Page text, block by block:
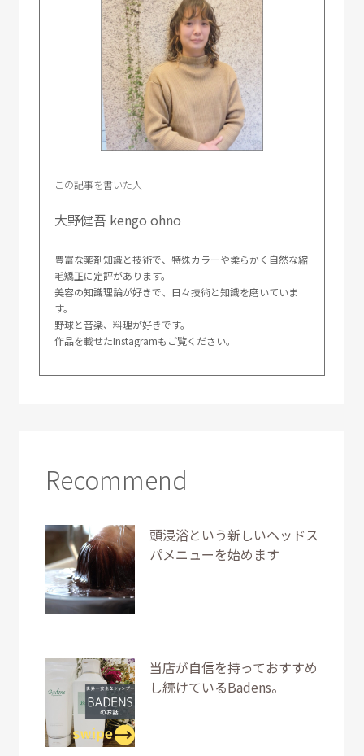
この記事を書いた人
大野健吾 kengo ohno
豊富な薬剤知識と技術で、特殊カラーや柔らかく自然な縮
毛矯正に定評があります。
美容の知識理論が好きで、日々技術と知識を磨いていま
す。
野球と音楽、料理が好きです。
作品を載せたInstagramもご覧ください。
Recommend
頭浸浴という新しいヘッドス
パメニューを始めます
当店が自信を持っておすすめ
し続けているBadens。